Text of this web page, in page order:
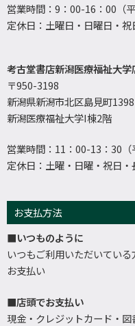
営業時間：9：00-16：00（平
定休日：土曜日・日曜日・祝
考古堂書店新潟医療福祉大学
〒950-3198
新潟県新潟市北区島見町1398
新潟医療福祉大学I棟2階
営業時間：11：00-13：30（
定休日：土曜・日曜・祝日
お支払方法
■いつものように
いつもご利用いただいてい
お支払い
■店頭でお支払い
現金・クレジットカード・